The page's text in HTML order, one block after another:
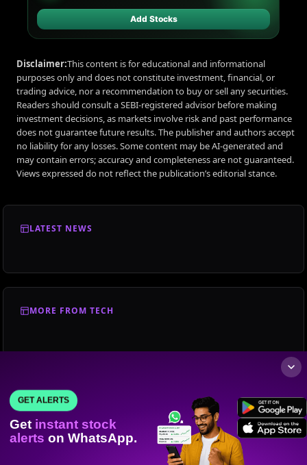
Add Stocks
Disclaimer:This content is for educational and informational
purposes only and does not constitute investment, financial, or
trading advice, nor a recommendation to buy or sell any securities.
Readers should consult a SEBI-registered advisor before making
investment decisions, as markets involve risk and past performance
does not guarantee future results. The publisher and authors accept
no liability for any losses. Some content may be AI-generated and
may contain errors; accuracy and completeness are not guaranteed.
Views expressed do not reflect the publication’s editorial stance.
LATEST NEWS
MORE FROM TECH
GET ALERTS
Get instant stock
alerts on WhatsApp.